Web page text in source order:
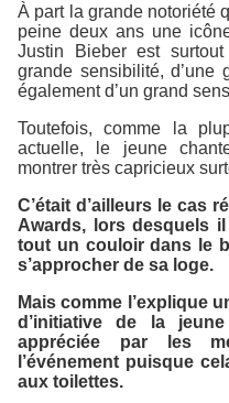
À part la grande notoriété
peine deux ans une
Justin Bieber est
grande sensibilité,
également d’un grand
Toutefois, comme la
actuelle, le jeune
montrer très capricieux
C’était d’ailleurs le cas
Awards, lors desquels
tout un couloir dans le
s’approcher de sa loge.
Mais comme l’explique
d’initiative de la
appréciée par les
l’événement puisque
aux toilettes.